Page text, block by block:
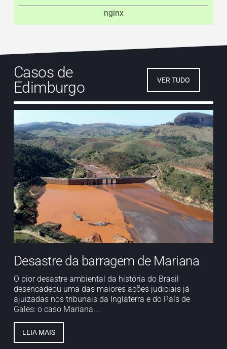
nginx
Casos de
Edimburgo
VER TUDO
Desastre da barragem de Mariana
O pior desastre ambiental da história do Brasil
desencadeou uma das maiores ações judiciais já
ajuizadas nos tribunais da Inglaterra e do País de
Gales: o caso Mariana...
LEIA MAIS